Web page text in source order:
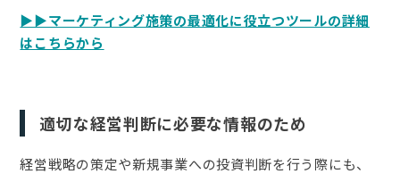
▶▶マーケティング施策の最適化に役立つツールの詳細
はこちらから
適切な経営判断に必要な情報のため
経営戦略の策定や新規事業への投資判断を行う際にも、